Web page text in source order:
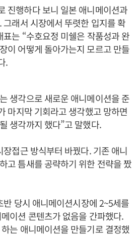
진행하다 보니 일본 애니메이션과
래서 시장에서 뚜렷한 입지를 확
는 “수호요정 미쉘은 작품성과 완
이 어떻게 돌아가는지 모르고 만들
.
생각으로 새로운 애니메이션을 준
마지막 기회라고 생각했고 망하면
생각까지 했다”고 말했다.
접근 방식부터 바꿨다. 기존 애니
고 틈새를 공략하기 위한 전략을 짰
당시 애니메이션시장에 2~5세를
이션 콘텐츠가 없음을 간파했다.
는 애니메이션을 만들기로 결정했